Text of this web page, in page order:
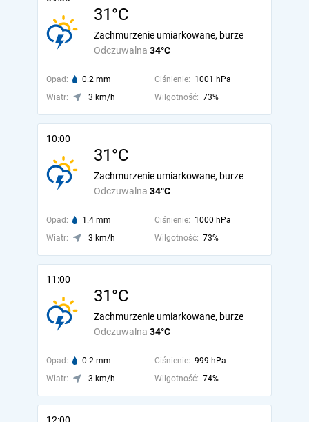
31°C
Odczuwalna 34°C
Zachmurzenie umiarkowane, burze
Opad: 0.2 mm Ciśnienie: 1001 hPa
Wiatr:
3 km/h Wilgotność: 73%
10:00
31°C
Odczuwalna 34°C
Zachmurzenie umiarkowane, burze
Opad: 1.4 mm Ciśnienie: 1000 hPa
Wiatr:
3 km/h Wilgotność: 73%
11:00
31°C
Odczuwalna 34°C
Zachmurzenie umiarkowane, burze
Opad: 0.2 mm Ciśnienie: 999 hPa
Wiatr:
3 km/h Wilgotność: 74%